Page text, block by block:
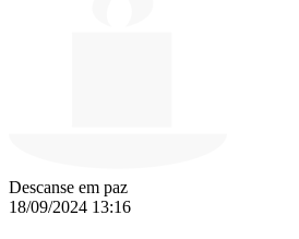
Descanse em paz
18/09/2024 13:16